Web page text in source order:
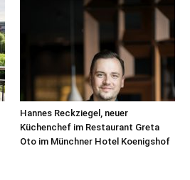
Hannes Reckziegel, neuer
Küchenchef im Restaurant Greta
Oto im Münchner Hotel Koenigshof